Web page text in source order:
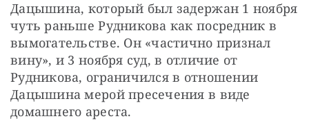
Дацышина, который был задержан 1 ноября
чуть раньше Рудникова как посредник в
вымогательстве. Он «частично признал
вину», и 3 ноября суд, в отличие от
Рудникова, ограничился в отношении
Дацышина мерой пресечения в виде
домашнего ареста.